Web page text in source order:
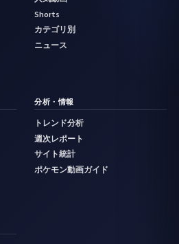
Shorts
カテゴリ別
ニュース
分析・情報
トレンド分析
週次レポート
サイト統計
ポケモン動画ガイド